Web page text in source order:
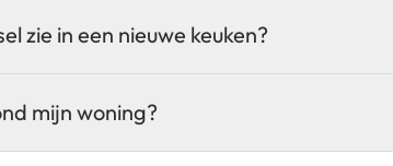
zie in een nieuwe keuken?
mijn woning?